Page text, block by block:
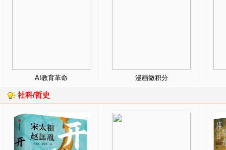
AI教育革命 漫画微积分
社科/哲史